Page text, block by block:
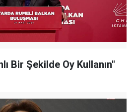
Bir Şekilde Oy Kullanın"